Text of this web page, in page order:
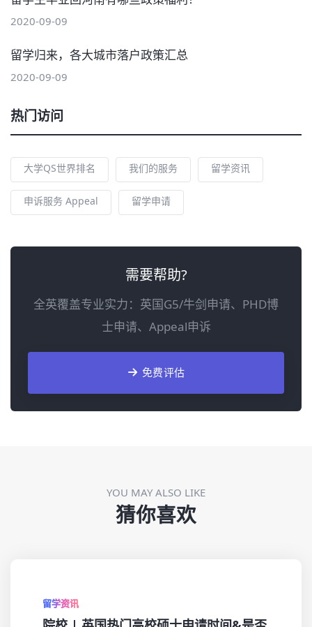
2020-09-09
留学归来，各大城市落户政策汇总
2020-09-09
热门访问
大学QS世界排名 我们的服务 留学资讯
申诉服务 Appeal 留学申请
需要帮助?
全英覆盖专业实力：英国G5/牛剑申请、PHD博
士申请、Appeal申诉
免费评估
YOU MAY ALSO LIKE
猜你喜欢
留学资讯